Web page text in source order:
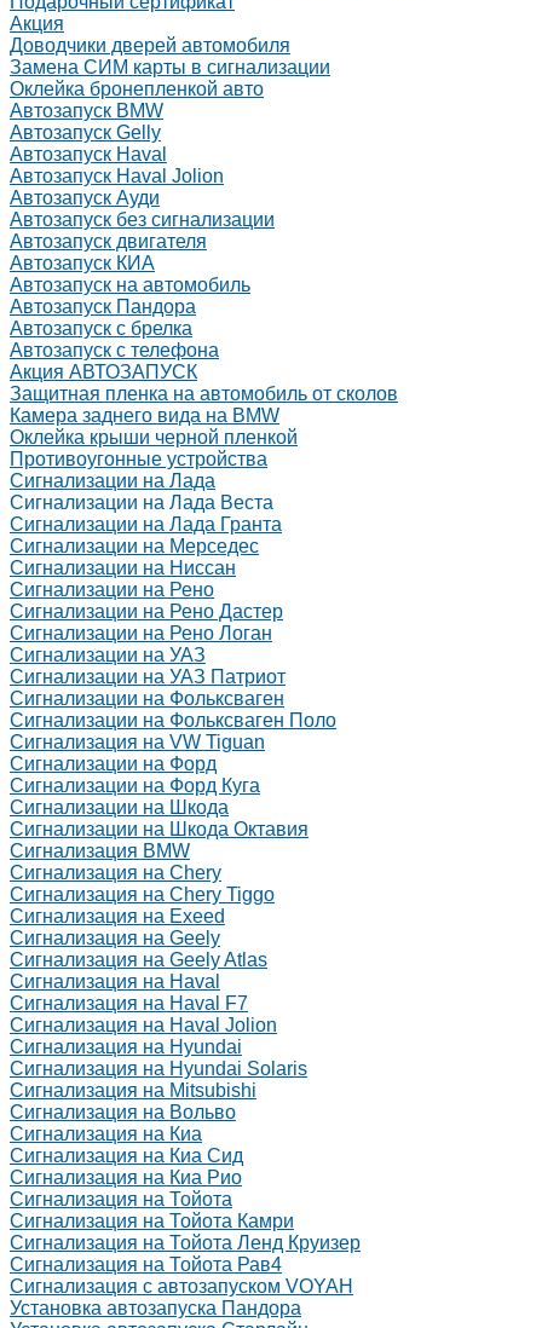
Акция
Доводчики дверей автомобиля
Замена СИМ карты в сигнализации
Оклейка бронепленкой авто
Автозапуск BMW
Автозапуск Gelly
Автозапуск Haval
Автозапуск Haval Jolion
Автозапуск Ауди
Автозапуск без сигнализации
Автозапуск двигателя
Автозапуск КИА
Автозапуск на автомобиль
Автозапуск Пандора
Автозапуск с брелка
Автозапуск с телефона
Акция АВТОЗАПУСК
Защитная пленка на автомобиль от сколов
Камера заднего вида на BMW
Оклейка крыши черной пленкой
Противоугонные устройства
Сигнализации на Лада
Сигнализации на Лада Веста
Сигнализации на Лада Гранта
Сигнализации на Мерседес
Сигнализации на Ниссан
Сигнализации на Рено
Сигнализации на Рено Дастер
Сигнализации на Рено Логан
Сигнализации на УАЗ
Сигнализации на УАЗ Патриот
Сигнализации на Фольксваген
Сигнализации на Фольксваген Поло
Сигнализация на VW Tiguan
Сигнализации на Форд
Сигнализации на Форд Куга
Сигнализации на Шкода
Сигнализации на Шкода Октавия
Сигнализация BMW
Сигнализация на Chery
Сигнализация на Chery Tiggo
Сигнализация на Exeed
Сигнализация на Geely
Сигнализация на Geely Atlas
Сигнализация на Haval
Сигнализация на Haval F7
Сигнализация на Haval Jolion
Сигнализация на Hyundai
Сигнализация на Hyundai Solaris
Сигнализация на Mitsubishi
Сигнализация на Вольво
Сигнализация на Киа
Сигнализация на Киа Cид
Сигнализация на Киа Рио
Сигнализация на Тойота
Сигнализация на Тойота Камри
Сигнализация на Тойота Ленд Круизер
Сигнализация на Тойота Рав4
Сигнализация с автозапуском VOYAH
Установка автозапуска Пандора